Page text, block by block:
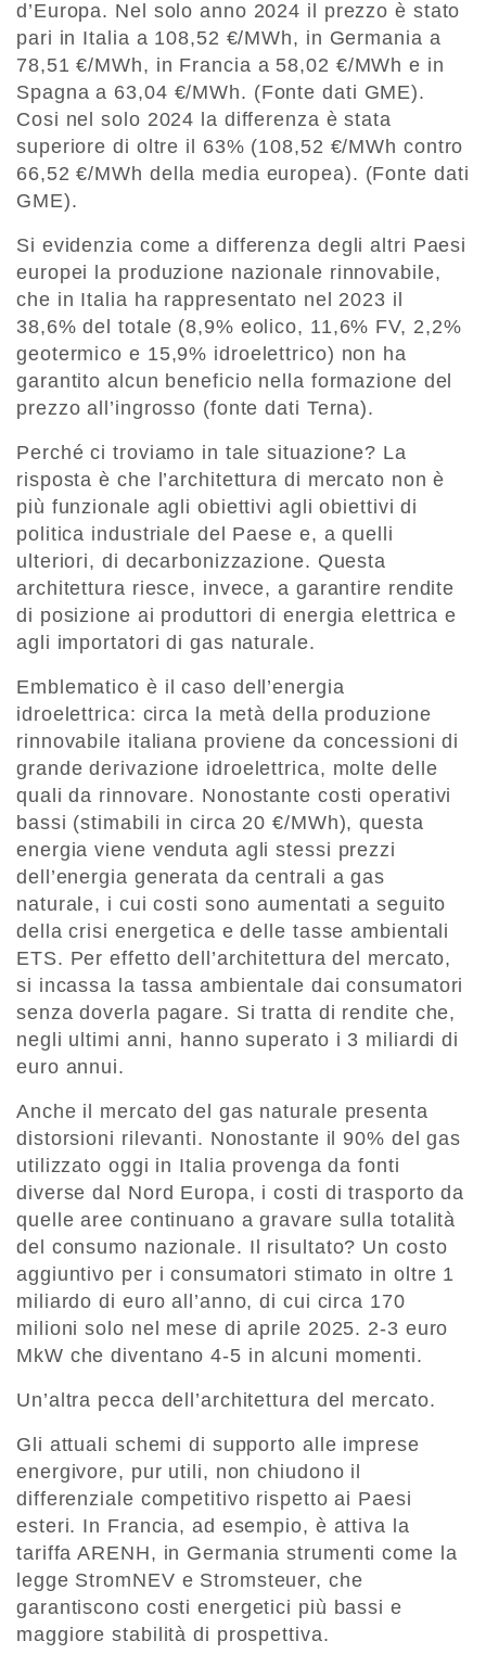
d’Europa. Nel solo anno 2024 il prezzo è stato
pari in Italia a 108,52 €/MWh, in Germania a
78,51 €/MWh, in Francia a 58,02 €/MWh e in
Spagna a 63,04 €/MWh. (Fonte dati GME).
Cosi nel solo 2024 la differenza è stata
superiore di oltre il 63% (108,52 €/MWh contro
66,52 €/MWh della media europea). (Fonte dati
GME).
Si evidenzia come a differenza degli altri Paesi
europei la produzione nazionale rinnovabile,
che in Italia ha rappresentato nel 2023 il
38,6% del totale (8,9% eolico, 11,6% FV, 2,2%
geotermico e 15,9% idroelettrico) non ha
garantito alcun beneficio nella formazione del
prezzo all’ingrosso (fonte dati Terna).
Perché ci troviamo in tale situazione? La
risposta è che l’architettura di mercato non è
più funzionale agli obiettivi agli obiettivi di
politica industriale del Paese e, a quelli
ulteriori, di decarbonizzazione. Questa
architettura riesce, invece, a garantire rendite
di posizione ai produttori di energia elettrica e
agli importatori di gas naturale.
Emblematico è il caso dell’energia
idroelettrica: circa la metà della produzione
rinnovabile italiana proviene da concessioni di
grande derivazione idroelettrica, molte delle
quali da rinnovare. Nonostante costi operativi
bassi (stimabili in circa 20 €/MWh), questa
energia viene venduta agli stessi prezzi
dell’energia generata da centrali a gas
naturale, i cui costi sono aumentati a seguito
della crisi energetica e delle tasse ambientali
ETS. Per effetto dell’architettura del mercato,
si incassa la tassa ambientale dai consumatori
senza doverla pagare. Si tratta di rendite che,
negli ultimi anni, hanno superato i 3 miliardi di
euro annui.
Anche il mercato del gas naturale presenta
distorsioni rilevanti. Nonostante il 90% del gas
utilizzato oggi in Italia provenga da fonti
diverse dal Nord Europa, i costi di trasporto da
quelle aree continuano a gravare sulla totalità
del consumo nazionale. Il risultato? Un costo
aggiuntivo per i consumatori stimato in oltre 1
miliardo di euro all’anno, di cui circa 170
milioni solo nel mese di aprile 2025. 2-3 euro
MkW che diventano 4-5 in alcuni momenti.
Un’altra pecca dell’architettura del mercato.
Gli attuali schemi di supporto alle imprese
energivore, pur utili, non chiudono il
differenziale competitivo rispetto ai Paesi
esteri. In Francia, ad esempio, è attiva la
tariffa ARENH, in Germania strumenti come la
legge StromNEV e Stromsteuer, che
garantiscono costi energetici più bassi e
maggiore stabilità di prospettiva.